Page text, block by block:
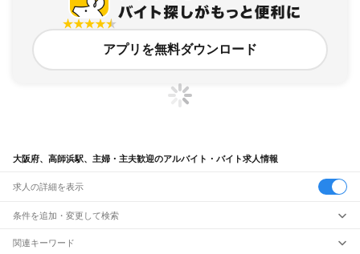
アプリを無料ダウンロード
大阪府、高師浜駅、主婦・主夫歓迎のアルバイト・バイト求人情報
求人の詳細を表示
条件を追加・変更して検索
市区町村を追加・変更
関連キーワード